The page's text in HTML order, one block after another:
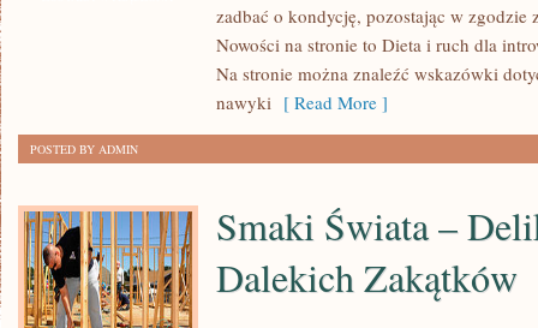
RUCH
INTROWERTYKÓW
zadbać o kondycję, pozostając w zgodzie
Nowości na stronie to Dieta i ruch dla
Na stronie można znaleźć wskazówki
nawyki [ Read More ]
POSTED BY ADMIN
Smaki Świata –
Dalekich Zakątków